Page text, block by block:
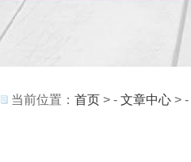
当前位置： 首页 > - 文章中心 > -